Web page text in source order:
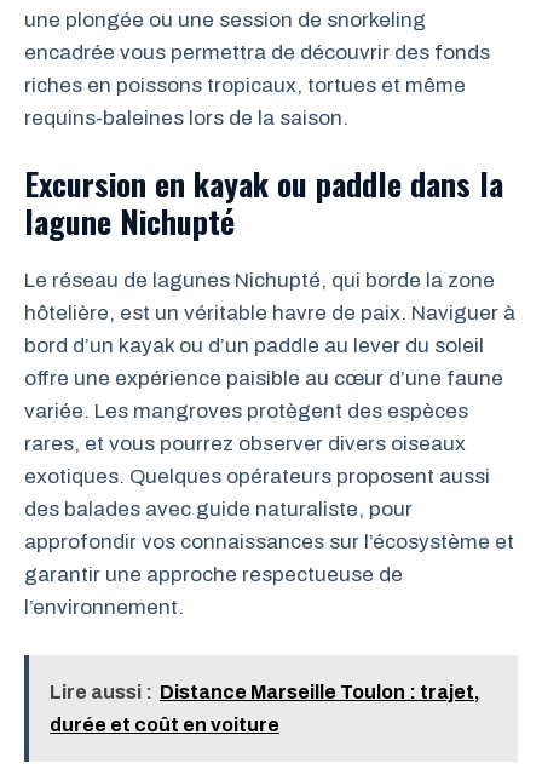
une plongée ou une session de snorkeling
encadrée vous permettra de découvrir des fonds
riches en poissons tropicaux, tortues et même
requins-baleines lors de la saison.
Excursion en kayak ou paddle dans la
lagune Nichupté
Le réseau de lagunes Nichupté, qui borde la zone
hôtelière, est un véritable havre de paix. Naviguer à
bord d’un kayak ou d’un paddle au lever du soleil
offre une expérience paisible au cœur d’une faune
variée. Les mangroves protègent des espèces
rares, et vous pourrez observer divers oiseaux
exotiques. Quelques opérateurs proposent aussi
des balades avec guide naturaliste, pour
approfondir vos connaissances sur l’écosystème et
garantir une approche respectueuse de
l’environnement.
Lire aussi : Distance Marseille Toulon : trajet,
durée et coût en voiture